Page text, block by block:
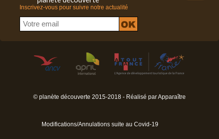
Inscrivez-vous pour suivre notre actualité
© planète découverte 2015-2018 - Réalisé parApparaître
Modifications/Annulations suite au Covid-19